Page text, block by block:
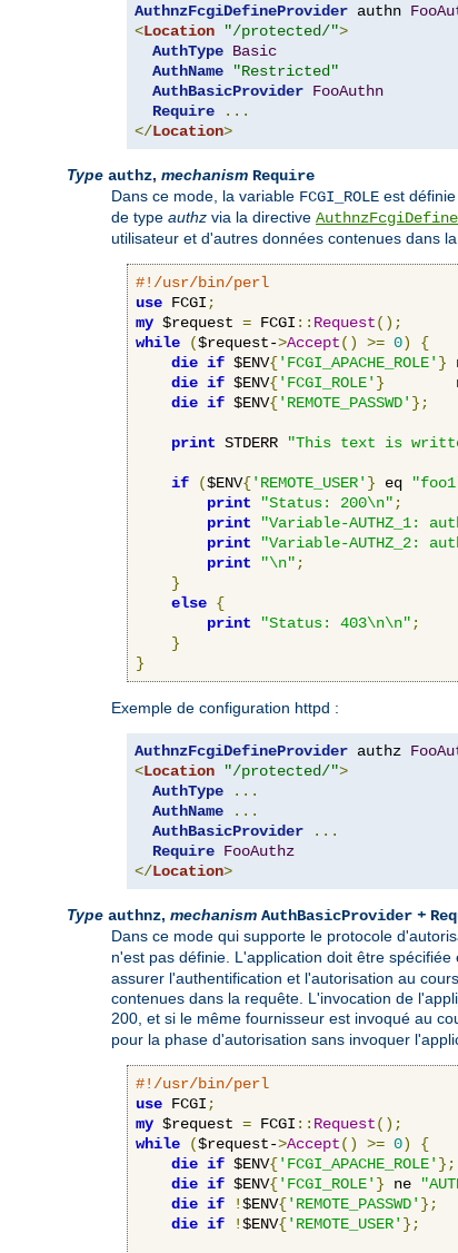
AuthnzFcgiDefineProvider authn
<Location "/protected/">
AuthType Basic
AuthName
"Restricted"
AuthBasicProvider FooAuthn
Require
...
</Location>
Type authz, mechanism Require
Dans ce mode, la variable FCGI_ROLE est définie
de type authz via la directive
utilisateur et d'autres données contenues dans
#!/usr/bin/perl
use FCGI ;
my $request = FCGI :: Request();
while
($request->Accept() >= 0)
{
die if $ENV{'FCGI_APACHE_ROLE' }
die if $ENV{'FCGI_ROLE' }
die if $ENV{'REMOTE_PASSWD' };
print STDERR "This text is
if ($ENV{'REMOTE_USER' } eq
print
"Status: 200\n" ;
print
"Variable-AUTHZ_1:
print
"Variable-AUTHZ_2:
print
"\n" ;
}
else {
print
"Status: 403\n\n" ;
}
}
Exemple de configuration httpd :
AuthnzFcgiDefineProvider authz
<Location "/protected/">
AuthType
...
AuthName
...
AuthBasicProvider
...
Require FooAuthz
</Location>
Type authnz, mechanism AuthBasicProvider +
Dans ce mode qui supporte le protocole
n'est pas définie. L'application doit être
assurer l'authentification et l'autorisation au
contenues dans la requête. L'invocation de
200, et si le même fournisseur est invoqué au
pour la phase d'autorisation sans invoquer
#!/usr/bin/perl
use FCGI ;
my $request = FCGI :: Request();
while
($request->Accept() >= 0)
{
die if $ENV{'FCGI_APACHE_ROLE' };
die if $ENV{'FCGI_ROLE' } ne
die if !$ENV{'REMOTE_PASSWD' };
die if !$ENV{'REMOTE_USER' };